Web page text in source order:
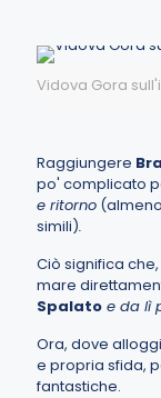
Vidova Gora
Raggiungere
po' complicato
e ritorno
simili).
Ciò significa
mare
Spalato e da lì
Ora, dove
e propria sfida,
fantastiche.